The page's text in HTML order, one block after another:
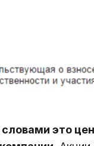
это